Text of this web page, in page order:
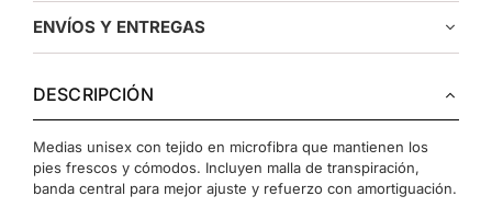
ENVÍOS Y ENTREGAS
DESCRIPCIÓN
Medias unisex con tejido en microfibra que mantienen los
pies frescos y cómodos. Incluyen malla de transpiración,
banda central para mejor ajuste y refuerzo con amortiguación.